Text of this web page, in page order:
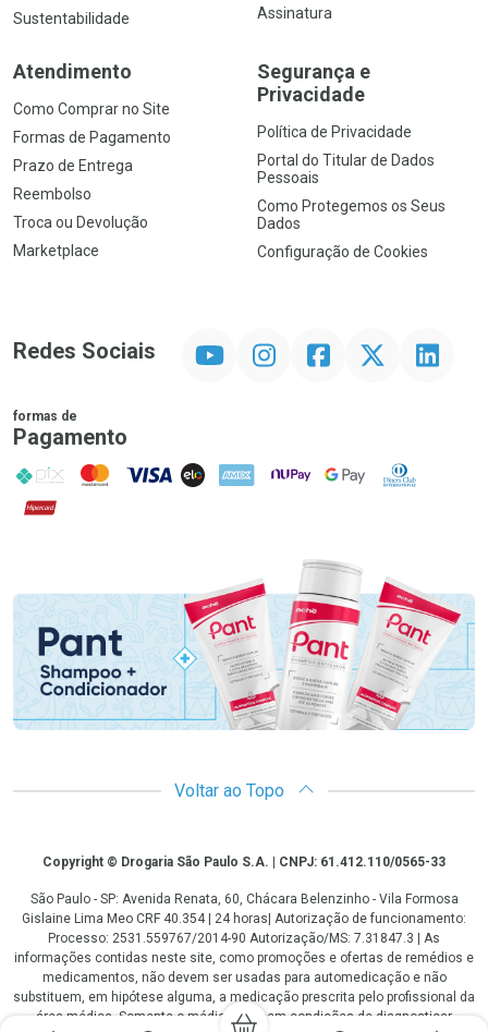
Sustentabilidade
Assinatura
Atendimento
Como Comprar no Site
Formas de Pagamento
Prazo de Entrega
Reembolso
Troca ou Devolução
Marketplace
Segurança e
Privacidade
Política de Privacidade
Portal do Titular de Dados
Pessoais
Como Protegemos os Seus
Dados
Configuração de Cookies
Redes Sociais InstagramFacebookTwitter Linkedin
formas de
Pagamento
PIX MasterCard
VISA ELO AMEX NuPay Google PayDiners Club
Hipercard
Voltar ao Topo
CopyrightCopyright © Drogaria São Paulo S.A. | CNPJ: 61.412.110/0565-33
São Paulo - SP: Avenida Renata, 60, Chácara Belenzinho - Vila Formosa
Gislaine Lima Meo CRF 40.354 | 24 horas| Autorização de funcionamento:
Processo: 2531.559767/2014-90 Autorização/MS: 7.31847.3 | As
informações contidas neste site, como promoções e ofertas de remédios e
medicamentos, não devem ser usadas para automedicação e não
substituem, em hipótese alguma, a medicação prescrita pelo profissional da
área médica. Somente o médico está em condições de diagnosticar